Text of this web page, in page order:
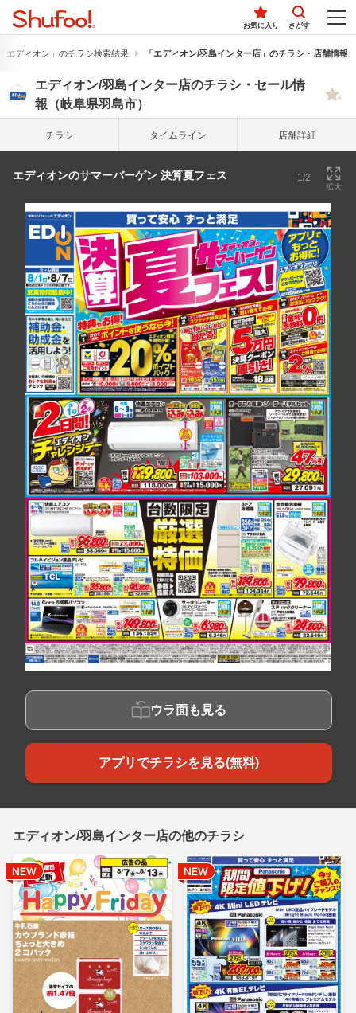
お気に入り さがす
エディオン」のチラシ検索結果 「エディオン/羽島インター店」のチラシ・店舗情報
エディオン/羽島インター店のチラシ・セール情
報（岐阜県羽島市）
チラシ タイム ライン 店舗詳細
エディオンのサマーバーゲン 決算夏フェス 1/2
拡大
ウラ面も見る
アプリでチラシを見る(無料)
エディオン/羽島インター店の他のチラシ